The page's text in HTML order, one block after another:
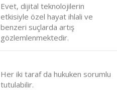
Evet, dijital teknolojilerin
etkisiyle özel hayat ihlali ve
benzeri suçlarda artış
gözlemlenmektedir.
Her iki taraf da hukuken sorumlu
tutulabilir.